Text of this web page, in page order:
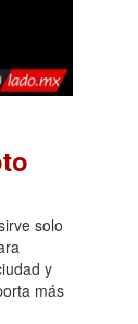
solo
y
más